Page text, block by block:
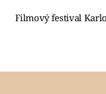
Filmový festival